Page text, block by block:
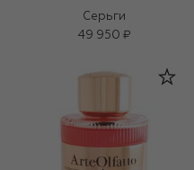
Серьги
49 950 ₽